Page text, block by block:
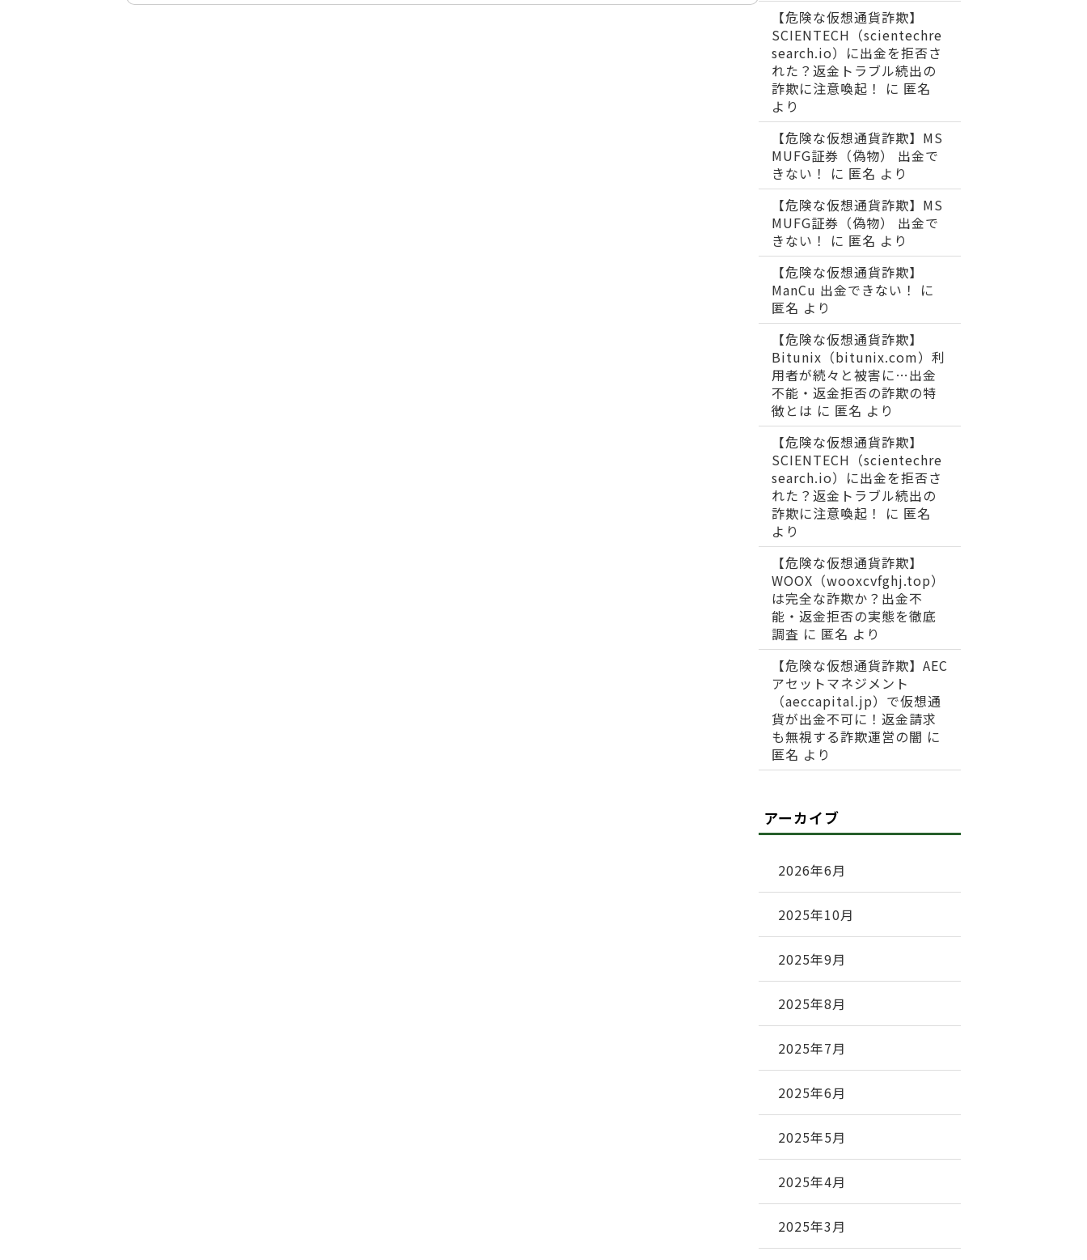
【危険な仮想通貨詐欺】
SCIENTECH（scientechre
search.io）に出金を拒否さ
れた？返金トラブル続出の
詐欺に注意喚起！
に 匿名
より
【危険な仮想通貨詐欺】MS
MUFG証券（偽物） 出金で
きない！
に 匿名 より
【危険な仮想通貨詐欺】MS
MUFG証券（偽物） 出金で
きない！
に 匿名 より
【危険な仮想通貨詐欺】
ManCu 出金できない！
に
匿名 より
【危険な仮想通貨詐欺】
Bitunix（bitunix.com）利
用者が続々と被害に…出金
不能・返金拒否の詐欺の特
徴とは に 匿名 より
【危険な仮想通貨詐欺】
SCIENTECH（scientechre
search.io）に出金を拒否さ
れた？返金トラブル続出の
詐欺に注意喚起！
に 匿名
より
【危険な仮想通貨詐欺】
WOOX（wooxcvfghj.top）
は完全な詐欺か？出金不
能・返金拒否の実態を徹底
調査 に 匿名 より
【危険な仮想通貨詐欺】AEC
アセットマネジメント
（aeccapital.jp）で仮想通
貨が出金不可に！返金請求
も無視する詐欺運営の闇 に
匿名 より
アーカイブ
2026年6月
2025年10月
2025年9月
2025年8月
2025年7月
2025年6月
2025年5月
2025年4月
2025年3月